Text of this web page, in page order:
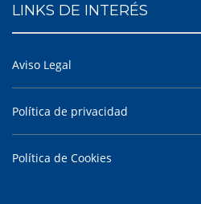
LINKS DE INTERÉS
Aviso Legal
Política de privacidad
Política de Cookies